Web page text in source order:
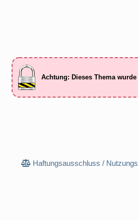
Achtung: Dieses Thema
Haftungsausschluss /